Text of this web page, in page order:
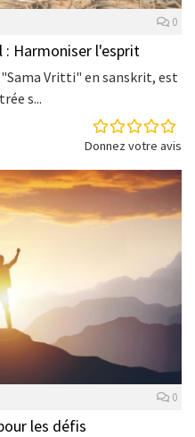
0
: Harmoniser l'esprit
Vritti" en sanskrit, est
s...
Donnez votre avis
0
les défis